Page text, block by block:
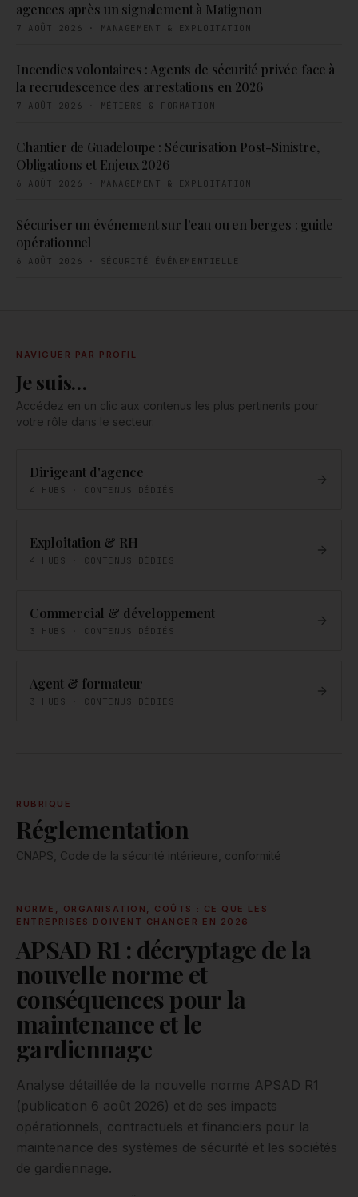
agences après un signalement à Matignon
7 AOÛT 2026 · MANAGEMENT & EXPLOITATION
Incendies volontaires : Agents de sécurité privée face à
la recrudescence des arrestations en 2026
7 AOÛT 2026 · MÉTIERS & FORMATION
Chantier de Guadeloupe : Sécurisation Post-Sinistre,
Obligations et Enjeux 2026
6 AOÛT 2026 · MANAGEMENT & EXPLOITATION
Sécuriser un événement sur l'eau ou en berges : guide
opérationnel
6 AOÛT 2026 · SÉCURITÉ ÉVÉNEMENTIELLE
NAVIGUER PAR PROFIL
Je suis…
Accédez en un clic aux contenus les plus pertinents pour
votre rôle dans le secteur.
Dirigeant d'agence
4 HUBS · CONTENUS DÉDIÉS
Exploitation & RH
4 HUBS · CONTENUS DÉDIÉS
Commercial & développement
3 HUBS · CONTENUS DÉDIÉS
Agent & formateur
3 HUBS · CONTENUS DÉDIÉS
RUBRIQUE
Réglementation
CNAPS, Code de la sécurité intérieure, conformité
NORME, ORGANISATION, COÛTS : CE QUE LES
ENTREPRISES DOIVENT CHANGER EN 2026
APSAD R1 : décryptage de la
nouvelle norme et
conséquences pour la
maintenance et le
gardiennage
Analyse détaillée de la nouvelle norme APSAD R1
(publication 6 août 2026) et de ses impacts
opérationnels, contractuels et financiers pour la
maintenance des systèmes de sécurité et les sociétés
de gardiennage.